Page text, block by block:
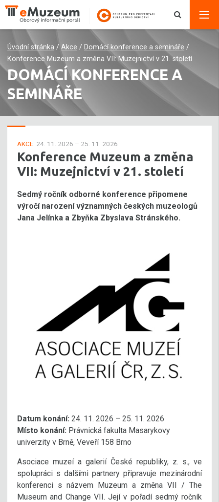
Úvodní stránka / Akce / Domácí konference a semináře /
Konference Muzeum a změna VII: Muzejnictví v 21. století
DOMÁCÍ KONFERENCE A
SEMINÁŘE
AKCE: 24. 11. 2026 – 25. 11. 2026
Konference Muzeum a změna
VII: Muzejnictví v 21. století
Sedmý ročník odborné konference připomene
výročí narození významných českých muzeologů
Jana Jelínka a Zbyňka Zbyslava Stránského.
Datum konání: 24. 11. 2026 – 25. 11. 2026
Místo konání: Právnická fakulta Masarykovy
univerzity v Brně, Veveří 158 Brno
Asociace muzeí a galerií České republiky, z. s., ve
spolupráci s dalšími partnery připravuje mezinárodní
konferenci s názvem Muzeum a změna VII / The
Museum and Change VII. Její v pořadí sedmý ročník